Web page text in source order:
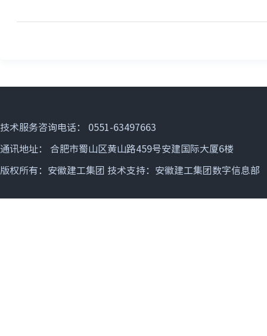
技术服务咨询电话： 0551-63497663
通讯地址： 合肥市蜀山区黄山路459号安建国际大厦6楼
版权所有：安徽建工集团 技术支持：安徽建工集团数字信息部